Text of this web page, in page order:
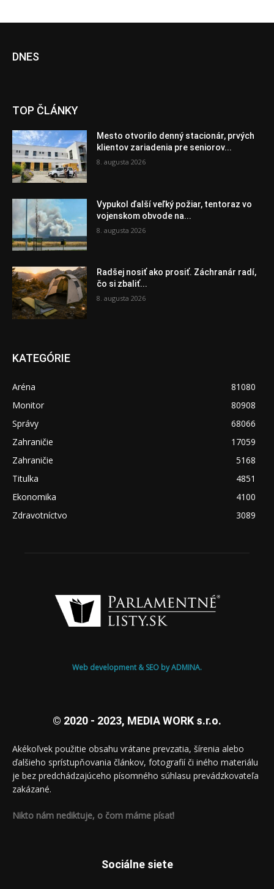
DNES
TOP ČLÁNKY
Mesto otvorilo denný stacionár, prvých
klientov zariadenia pre seniorov...
8. augusta 2026
Vypukol ďalší veľký požiar, tentoraz vo
vojenskom obvode na...
8. augusta 2026
Radšej nosiť ako prosiť. Záchranár radí,
čo si zbaliť...
8. augusta 2026
KATEGÓRIE
Aréna
81080
Monitor
80908
Správy
68066
Zahraničie
17059
Zahraničie
5168
Titulka
4851
Ekonomika
4100
Zdravotníctvo
3089
Web development & SEO by ADMINA.
© 2020 - 2023, MEDIA WORK s.r.o.
Akékoľvek použitie obsahu vrátane prevzatia, šírenia alebo
ďalšieho sprístupňovania článkov, fotografií či iného materiálu
je bez predchádzajúceho písomného súhlasu prevádzkovateľa
zakázané.
Nikto nám nediktuje, o čom máme písať!
Sociálne siete